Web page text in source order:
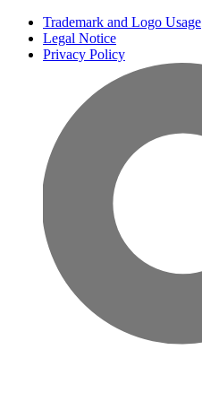
Trademark and Logo Usage
Legal Notice
Privacy Policy